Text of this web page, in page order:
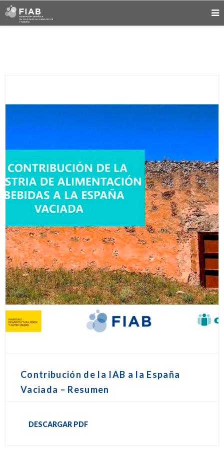
Contribución de la IAB a la España
Vaciada – Resumen
DESCARGAR PDF